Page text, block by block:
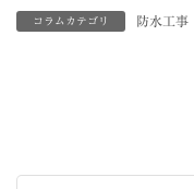
コラムカテゴリ 防水工事